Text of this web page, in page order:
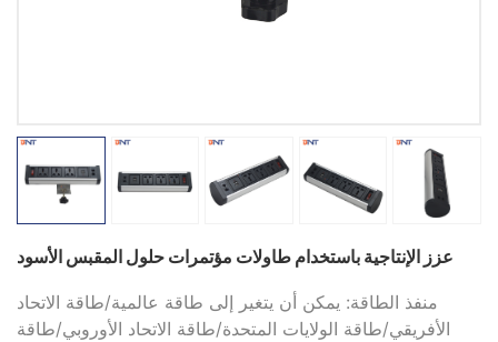
عزز الإنتاجية باستخدام طاولات مؤتمرات حلول المقبس الأسود
منفذ الطاقة: يمكن أن يتغير إلى طاقة عالمية/طاقة الاتحاد
الأفريقي/طاقة الولايات المتحدة/طاقة الاتحاد الأوروبي/طاقة